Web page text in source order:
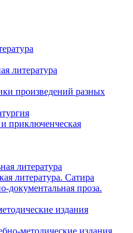
литература
произведений разных
приключенческая
литература
литература. Сатира
документальная проза.
издания
методические издания